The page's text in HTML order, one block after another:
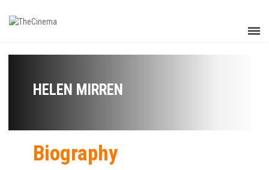
HELEN MIRREN
Biography